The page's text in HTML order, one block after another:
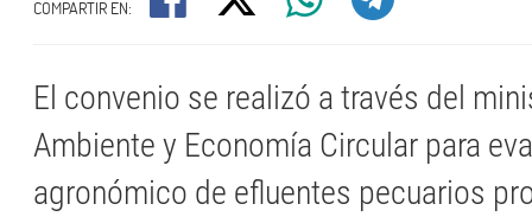
COMPARTIR EN:
El convenio se realizó a través del
Ambiente y Economía Circular para
agronómico de efluentes pecuarios